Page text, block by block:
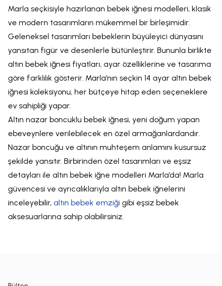
Marla seçkisiyle hazırlanan bebek iğnesi modelleri, klasik
ve modern tasarımların mükemmel bir birleşimidir.
Geleneksel tasarımları bebeklerin büyüleyici dünyasını
yansıtan figür ve desenlerle bütünleştirir. Bununla birlikte
altın bebek iğnesi fiyatları, ayar özelliklerine ve tasarıma
göre farklılık gösterir. Marla’nın seçkin 14 ayar altın bebek
iğnesi koleksiyonu, her bütçeye hitap eden seçeneklere
ev sahipliği yapar.
Altın nazar boncuklu bebek iğnesi, yeni doğum yapan
ebeveynlere verilebilecek en özel armağanlardandır.
Nazar boncuğu ve altının muhteşem anlamını kusursuz
şekilde yansıtır. Birbirinden özel tasarımları ve eşsiz
detayları ile altın bebek iğne modelleri Marla’da! Marla
güvencesi ve ayrıcalıklarıyla altın bebek iğnelerini
inceleyebilir, altın bebek emziği gibi eşsiz bebek
aksesuarlarına sahip olabilirsiniz.